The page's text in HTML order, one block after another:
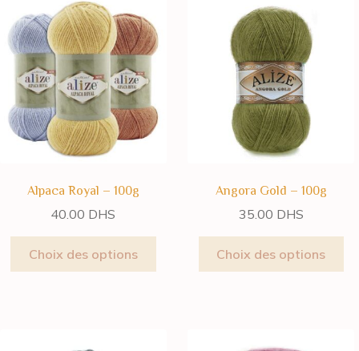
Alpaca Royal – 100g
40.00 DHS
Choix des options
Angora Gold – 100g
35.00 DHS
Choix des options